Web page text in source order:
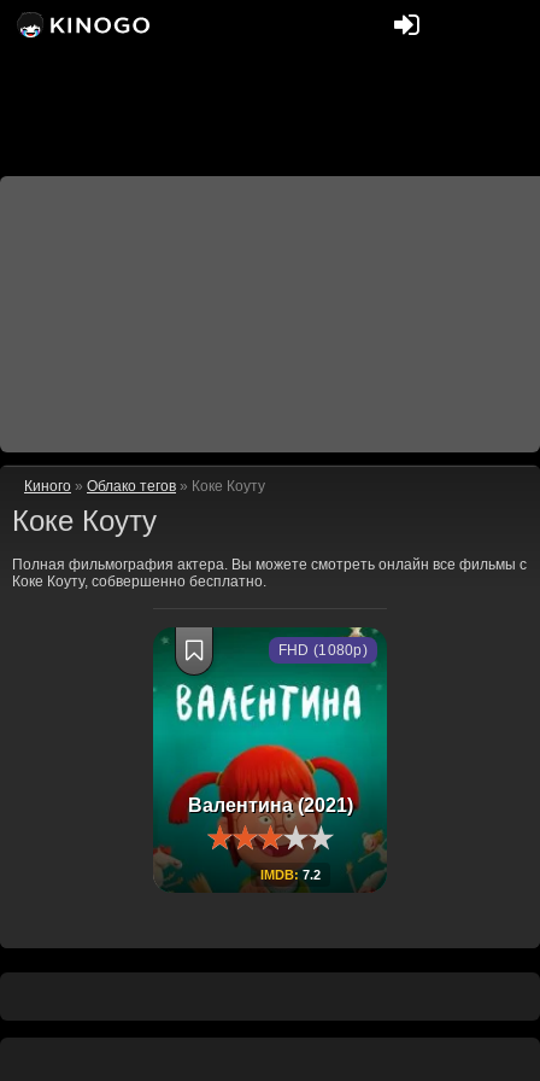
Киного » Облако тегов » Коке Коуту
Коке Коуту
Полная фильмография актера. Вы можете смотреть онлайн все фильмы с
Коке Коуту, собвершенно бесплатно.
Валентина (2021)
IMDB:7.2
FHD (1080p)